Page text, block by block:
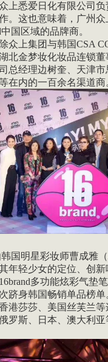
上悉爱日化有限公司负
。这也意味着，广州众
国区域的品牌商。
除众上集团与韩国CSA
北金梦妆化妆品连锁
总经理边树奎、天津市
在内的一百余名渠道商
国明星彩妆师曹成雅
年轻少女的定位、创
多功能炫彩气垫
跻身韩国畅销单品榜
港莎莎、美国丝芙兰
罗斯、日本、澳大利